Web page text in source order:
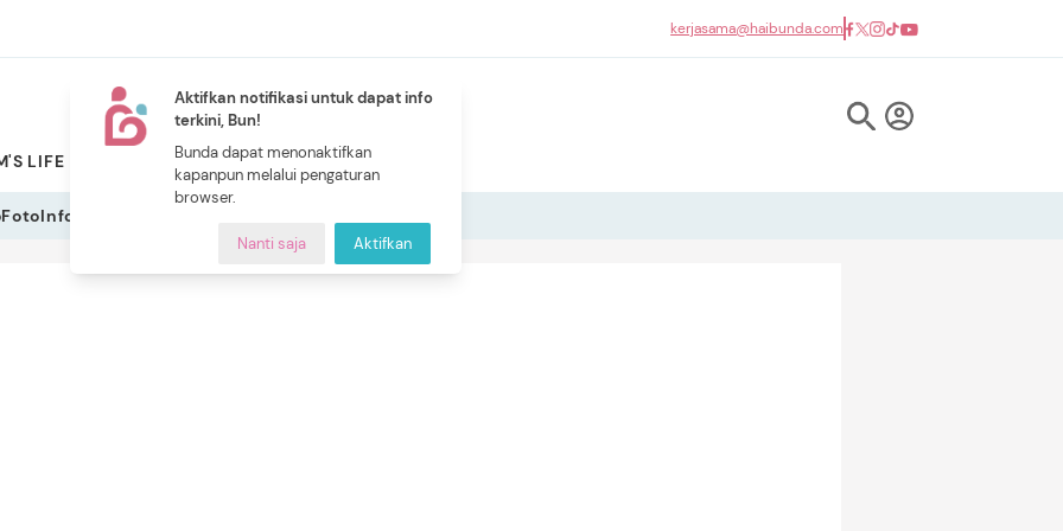
Aktifkan notifikasi untuk dapat info
terkini, Bun!
Bunda dapat menonaktifkan
kapanpun melalui pengaturan
browser.
Nanti saja Aktifkan
kerjasama@haibunda.com
LIFE PILIHAN BUNDA
NEW
CERITA BUNDA
FotoInfografis